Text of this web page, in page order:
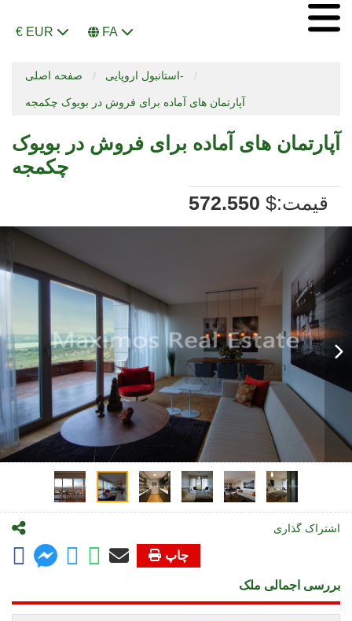
€ EUR FA
صفحه اصلی استانبول اروپایی-
آپارتمان های آماده برای فروش در بویوک چکمجه
آپارتمان های آماده برای فروش در بویوک
چکمجه
:قیمت
572.550 $
اشتراک گذاری
چاپ
بررسی اجمالی ملک